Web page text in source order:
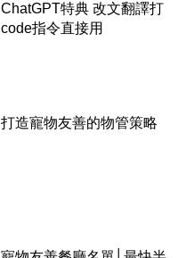
ChatGPT特典 改文翻譯打
code指令直接用
打造寵物友善的物管策略